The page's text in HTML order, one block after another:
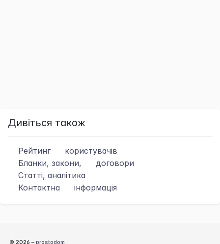
Дивіться також
Рейтинг
користувачів
Бланки, закони,
договори
Статті, аналітика
Контактна
інформація
© 2026 – prostodom